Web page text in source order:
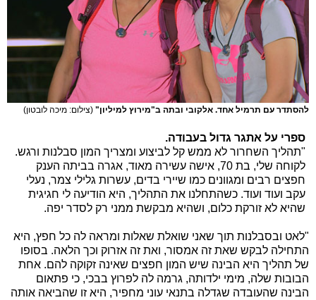
להסתדר עם תרמיל אחד. אלקובי ובתה ב"מירוץ למיליון" (צילום: מיכה לובטון)
ספרי על אתגר גדול בעבודה.
"תהליך השחרור לא ממש קל לביצוע ומצריך המון סבלנות ורגש.
לקוחה שלי, בת 70, אישה עשירה מאוד, אגרה בביתה הענק
חפצים רבים ומגוונים כמו שיירי בדים, עשרות גלילי צמר, נעלי
עקב ועוד ועוד. כשהתחלנו את התהליך, היא הודיעה לי חגיגית
שהיא לא זורקת כלום, ושהיא מבקשת ממני רק לסדר יפה.
"לאט ובסבלנות תוך שאני שואלת שאלות ומראה לה כל חפץ, היא
התחילה לבקש שאת זה אמסור, ואת זה אזרוק וכך הלאה. בסופו
של תהליך היא הבינה שיש המון חפצים שאינה זקוקה להם. אחת
הבובות שלה, מימי ילדותה, גרמה לה לפרוץ בבכי, כי פתאום
הבינה שהעובדה שגדלה בתנאי עוני מחפיר, היא זו שהביאה אותה